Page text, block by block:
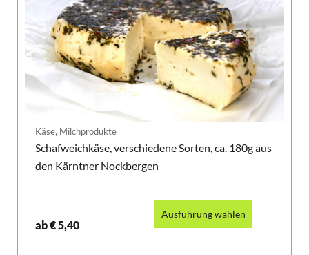
Käse, Milchprodukte
Schafweichkäse, verschiedene Sorten, ca. 180g aus
den Kärntner Nockbergen
ab€ 5,40
Ausführung wählen